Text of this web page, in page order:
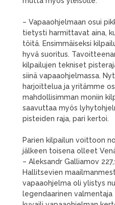
– Vapaaohjelmaan osui
tietysti harmittavat aina,
töitä. Ensimmäiseksi
hyvä suoritus.
kilpailujen tekniset
siinä vapaaohjelmassa.
harjoittelua ja yritämme
mahdollisimman moniin
saavuttaa myös
pisteiden raja, pari kertoi.
Parien kilpailun voittoon
jälkeen toisena olleet
– Aleksandr Galliamov
Hallitsevien
vapaaohjelma oli ylistys
legendaarinen valmentaja